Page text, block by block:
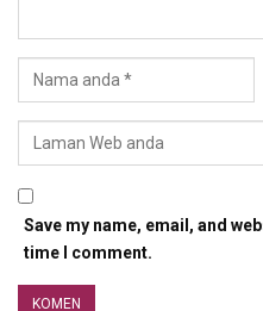
Save my name, email, and
time I comment.